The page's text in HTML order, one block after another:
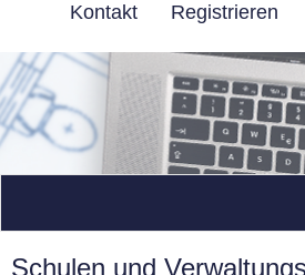
Kontakt Registrieren
Schulen und